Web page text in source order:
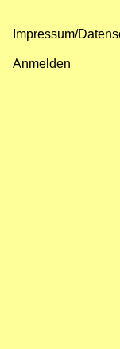
Impressum/
Anmelden